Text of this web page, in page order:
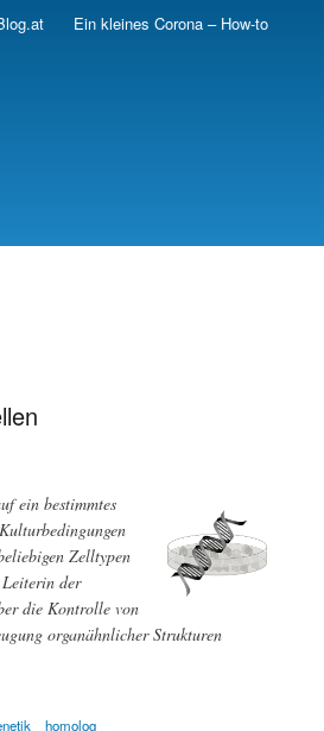
Ein kleines Corona – How-to
ein bestimmtes
Zelltypen
der
die Kontrolle von
organähnlicher Strukturen
homolog